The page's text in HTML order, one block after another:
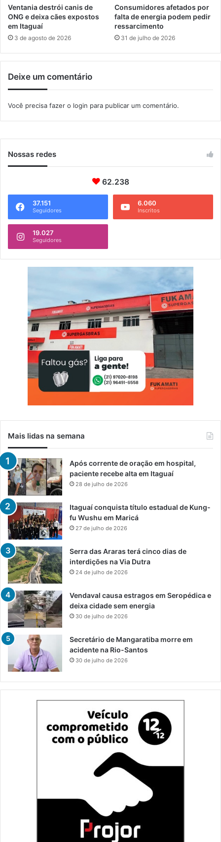
v
a
l
Ventania destrói canis de
ONG e deixa cães expostos
em Itaguaí
3 de agosto de 2026
Consumidores afetados por
falta de energia podem pedir
ressarcimento
31 de julho de 2026
Deixe um comentário
Você precisa fazer o login para publicar um comentário.
Nossas redes
62.238
37.151
Seguidores
6.060
Inscritos
19.027
Seguidores
Mais lidas na semana
Após corrente de oração em hospital,
paciente recebe alta em Itaguaí
28 de julho de 2026
Itaguaí conquista título estadual de Kung-
fu Wushu em Maricá
27 de julho de 2026
Serra das Araras terá cinco dias de
interdições na Via Dutra
24 de julho de 2026
Vendaval causa estragos em Seropédica e
deixa cidade sem energia
30 de julho de 2026
Secretário de Mangaratiba morre em
acidente na Rio-Santos
30 de julho de 2026